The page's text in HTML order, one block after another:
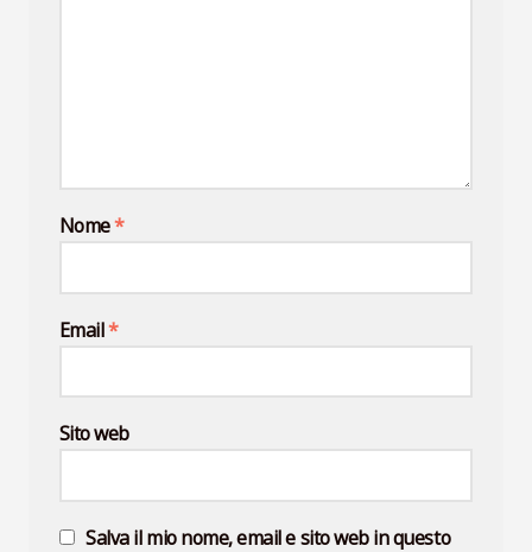
Nome*
Email*
Sito web
Salva il mio nome, email e sito web in questo